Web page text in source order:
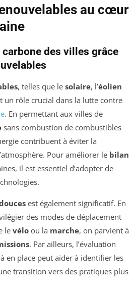
au cœur
des villes grâce
, telles que le solaire, l’éolien
un rôle crucial dans la lutte contre
. En permettant aux villes de
sans combustion de combustibles
contribuent à éviter la
Pour améliorer le bilan
il est essentiel d’adopter de
est également significatif. En
des modes de déplacement
le vélo ou la marche, on parvient à
. Par ailleurs, l’évaluation
en place peut aider à identifier les
transition vers des pratiques plus